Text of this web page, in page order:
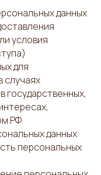
данных
условия
для
случаях
государственных,
РФ.
данных
персональных